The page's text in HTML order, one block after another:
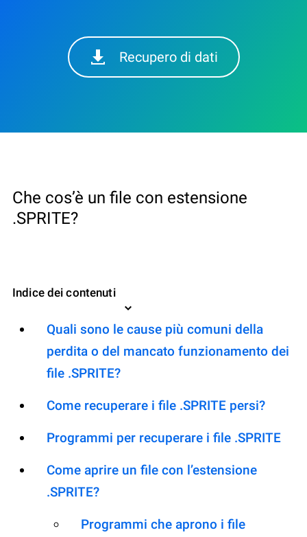
Recupero di dati
Che cos’è un file con estensione
.SPRITE?
Indice dei contenuti
Quali sono le cause più comuni della
perdita o del mancato funzionamento dei
file .SPRITE?
Come recuperare i file .SPRITE persi?
Programmi per recuperare i file .SPRITE
Come aprire un file con l’estensione
.SPRITE?
Programmi che aprono i file